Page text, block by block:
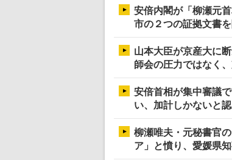
安倍内閣が「柳瀬元
市の２つの証拠文書
山本大臣が京産大に
師会の圧力ではなく
安倍首相が集中審議
い、加計しかないと
柳瀬唯夫・元秘書官
ア」と憤り、愛媛県